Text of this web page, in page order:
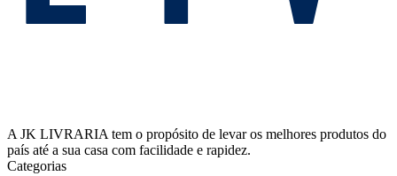
A JK LIVRARIA tem o propósito de levar os melhores produtos do
país até a sua casa com facilidade e rapidez.
Categorias